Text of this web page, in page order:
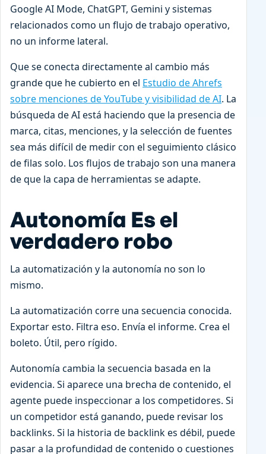
Google AI Mode, ChatGPT, Gemini y sistemas
relacionados como un flujo de trabajo operativo,
no un informe lateral.
Que se conecta directamente al cambio más
grande que he cubierto en el Estudio de Ahrefs
sobre menciones de YouTube y visibilidad de AI. La
búsqueda de AI está haciendo que la presencia de
marca, citas, menciones, y la selección de fuentes
sea más difícil de medir con el seguimiento clásico
de filas solo. Los flujos de trabajo son una manera
de que la capa de herramientas se adapte.
Autonomía Es el
verdadero robo
La automatización y la autonomía no son lo
mismo.
La automatización corre una secuencia conocida.
Exportar esto. Filtra eso. Envía el informe. Crea el
boleto. Útil, pero rígido.
Autonomía cambia la secuencia basada en la
evidencia. Si aparece una brecha de contenido, el
agente puede inspeccionar a los competidores. Si
un competidor está ganando, puede revisar los
backlinks. Si la historia de backlink es débil, puede
pasar a la profundidad de contenido o cuestiones